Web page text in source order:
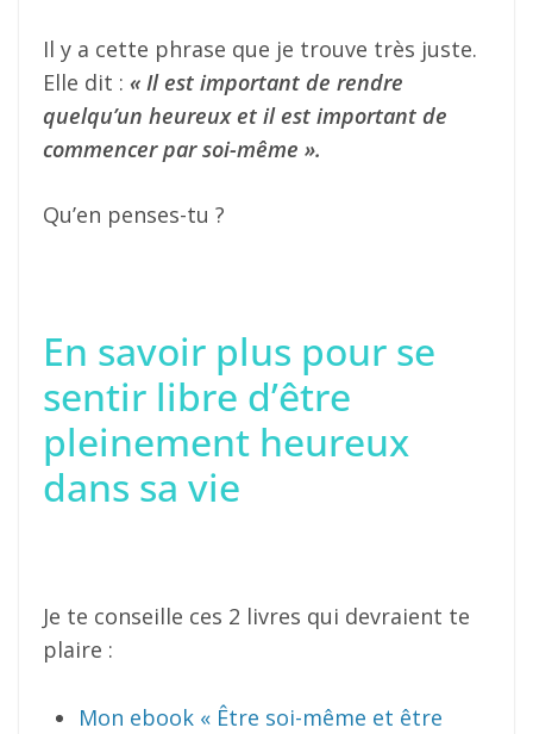
Il y a cette phrase que je trouve très juste.
Elle dit : « Il est important de rendre
quelqu’un heureux et il est important de
commencer par soi-même ».
Qu’en penses-tu ?
En savoir plus pour se
sentir libre d’être
pleinement heureux
dans sa vie
Je te conseille ces 2 livres qui devraient te
plaire :
Mon ebook « Être soi-même et être